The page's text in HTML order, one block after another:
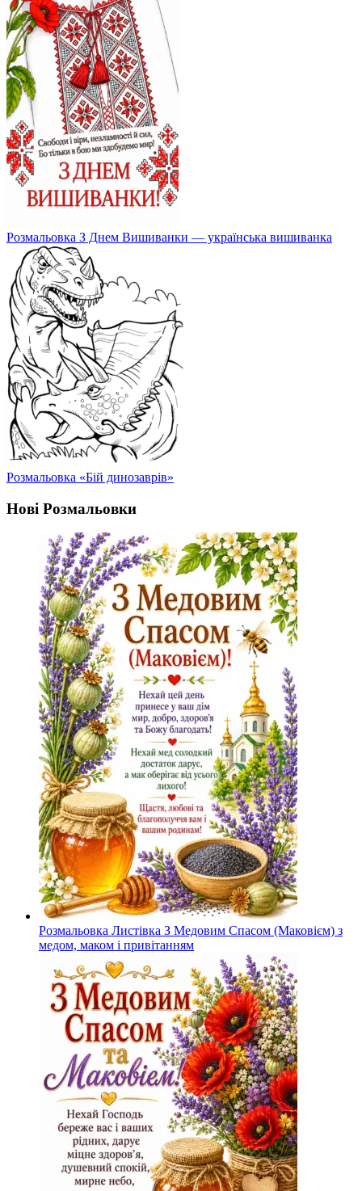
Розмальовка З Днем Вишиванки — українська вишиванка
Розмальовка «Бій динозаврів»
Нові Розмальовки
Розмальовка Листівка З Медовим Спасом (Маковієм) з
медом, маком і привітанням